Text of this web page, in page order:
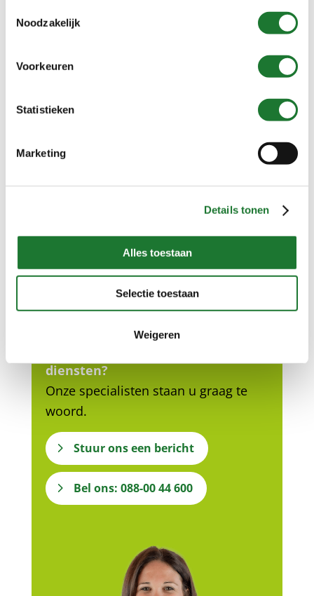
Noodzakelijk
Voorkeuren
Statistieken
Marketing
Details tonen
Alles toestaan
Selectie toestaan
Weigeren
vatencomponent
Bio-t Type BFSG
vatencomponent
Bio-t Type rechte
ferrules
Neem gerust contact met
ons op…
diensten?
Onze specialisten staan u graag te
woord.
Stuur ons een bericht
Bel ons: 088-00 44 600